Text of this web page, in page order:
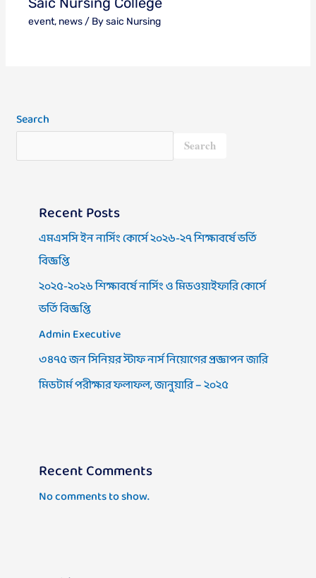
event, news/ Bysaic Nursing
Search
Search
Recent Posts
এমএসসি ইন নার্সিং কোর্সে ২০২৬-২৭ শিক্ষাবর্ষে ভর্তি
বিজ্ঞপ্তি
২০২৫-২০২৬ শিক্ষাবর্ষে নার্সিং ও মিডওয়াইফারি কোর্সে
ভর্তি বিজ্ঞপ্তি
Admin Executive
৩৪৭৫ জন সিনিয়র স্টাফ নার্স নিয়োগের প্রজ্ঞাপন জারি
মিডটার্ম পরীক্ষার ফলাফল, জানুয়ারি – ২০২৫
Recent Comments
No comments to show.